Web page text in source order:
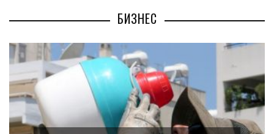
БИЗНЕС